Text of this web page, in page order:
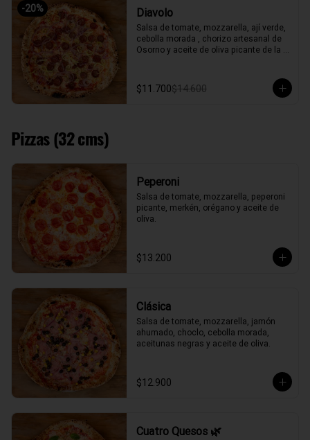
-20% Diavolo
Salsa de tomate, mozzarella, ají verde,
cebolla morada , chorizo artesanal de
Osorno y aceite de oliva picante de la
$11.700$14.600
Pizzas (32 cms)
Peperoni
Salsa de tomate, mozzarella, peperoni
picante, merkén, orégano y aceite de
oliva.
$13.200
Clásica
Salsa de tomate, mozzarella, jamón
ahumado, choclo, cebolla morada,
aceitunas negras y aceite de oliva.
$12.900
Cuatro Quesos 🌿